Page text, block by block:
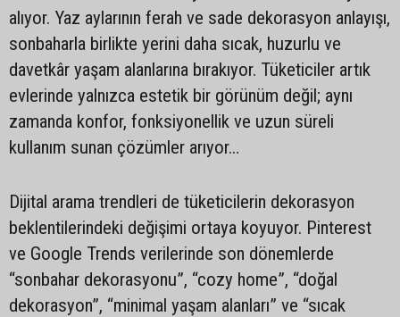
alıyor. Yaz aylarının ferah ve sade dekorasyon anlayışı,
sonbaharla birlikte yerini daha sıcak, huzurlu ve
davetkâr yaşam alanlarına bırakıyor. Tüketiciler artık
evlerinde yalnızca estetik bir görünüm değil; aynı
zamanda konfor, fonksiyonellik ve uzun süreli
kullanım sunan çözümler arıyor…
Dijital arama trendleri de tüketicilerin dekorasyon
beklentilerindeki değişimi ortaya koyuyor. Pinterest
ve Google Trends verilerinde son dönemlerde
“sonbahar dekorasyonu”, “cozy home”, “doğal
dekorasyon”, “minimal yaşam alanları” ve “sıcak